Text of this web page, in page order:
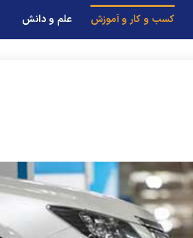
کسب و کار و آموزش علم و دانش